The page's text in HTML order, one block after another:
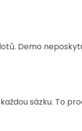
Demo
sázku. To